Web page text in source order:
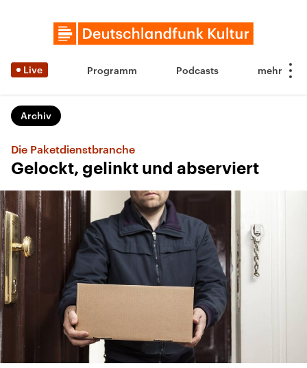
Live Programm Podcasts
Archiv
Die Paketdienstbranche
Gelockt, gelinkt und abserviert